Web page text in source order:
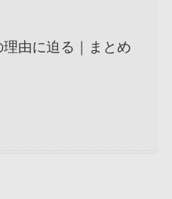
由に迫る｜まとめ